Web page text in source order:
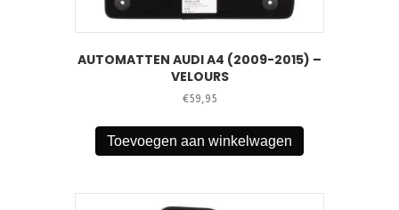
AUTOMATTEN AUDI A4 (2009-2015) –
VELOURS
€59,95
Toevoegen aan winkelwagen